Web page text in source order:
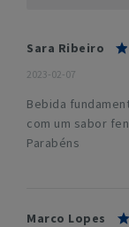
Sara Ribeiro
2023-02-07
Bebida
com um sabor
Parabéns
Marco Lopes